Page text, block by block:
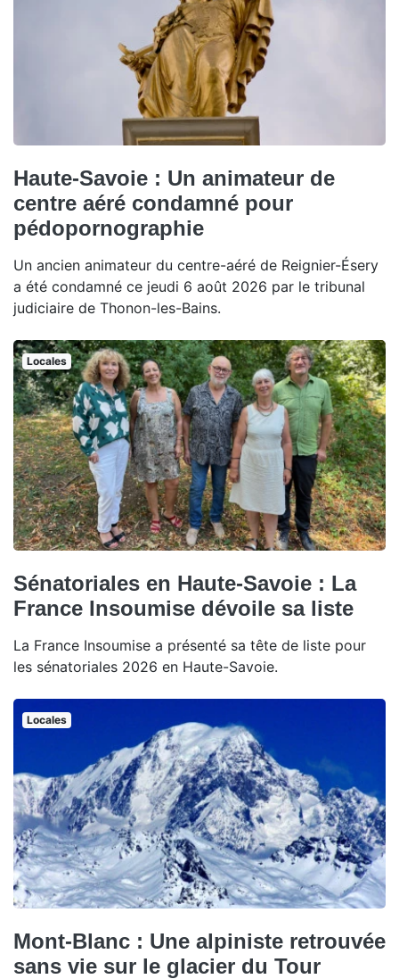
Haute-Savoie : Un animateur de
centre aéré condamné pour
pédopornographie
Un ancien animateur du centre-aéré de Reignier-Ésery
a été condamné ce jeudi 6 août 2026 par le tribunal
judiciaire de Thonon-les-Bains.
Locales
Sénatoriales en Haute-Savoie : La
France Insoumise dévoile sa liste
La France Insoumise a présenté sa tête de liste pour
les sénatoriales 2026 en Haute-Savoie.
Locales
Mont-Blanc : Une alpiniste retrouvée
sans vie sur le glacier du Tour